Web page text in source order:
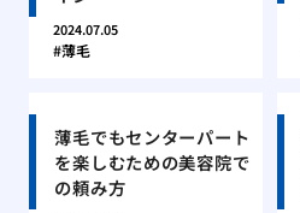
2024.07.05
薄毛
薄毛でもセンターパート
を楽しむための美容院で
の頼み方